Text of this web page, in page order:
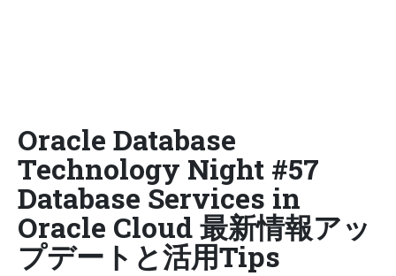
Oracle Database
Technology Night #57
Database Services in
Oracle Cloud 最新情報アッ
プデートと活用Tips